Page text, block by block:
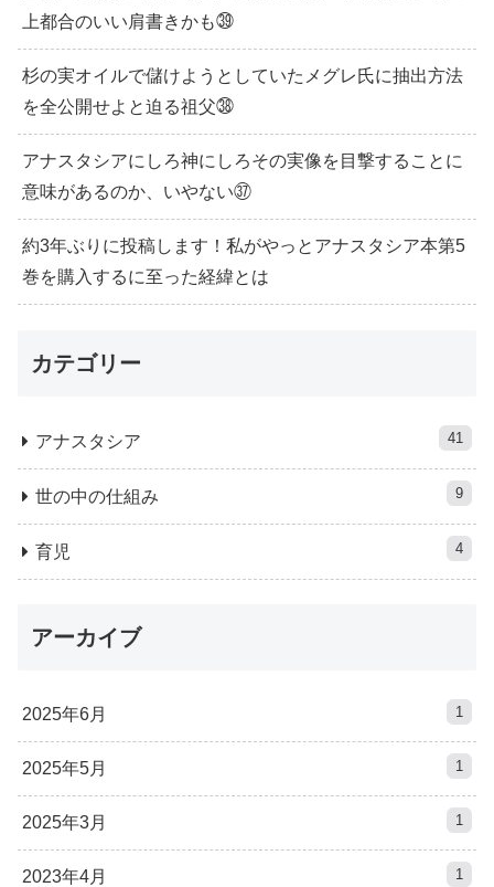
上都合のいい肩書きかも㊴
杉の実オイルで儲けようとしていたメグレ氏に抽出方法
を全公開せよと迫る祖父㊳
アナスタシアにしろ神にしろその実像を目撃することに
意味があるのか、いやない㊲
約3年ぶりに投稿します！私がやっとアナスタシア本第5
巻を購入するに至った経緯とは
カテゴリー
アナスタシア 41
世の中の仕組み 9
育児 4
アーカイブ
2025年6月 1
2025年5月 1
2025年3月 1
2023年4月 1